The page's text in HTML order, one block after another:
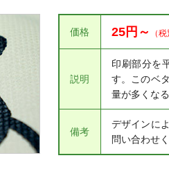
価格 25円～ （
説明
印刷部分を
す。このベ
量が多くな
備考
デザインに
問い合わせ